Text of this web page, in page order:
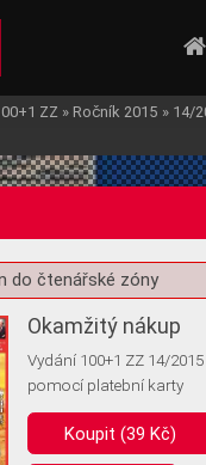
s ukládáním
webu nepotřebujeme
Rádi bychom vás ale
ZZ » Ročník 2015 » 14/
do čtenářské zóny
Okamžitý nákup
Vydání 100+1 ZZ 14/
pomocí platební karty
Koupit (39 Kč)